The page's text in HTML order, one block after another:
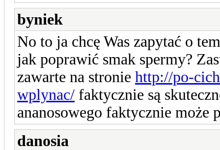
byniek
No to ja chcę Was zapytać o
jak poprawić smak spermy?
zawarte na stronie http://po-
wplynac/ faktycznie są
ananosowego faktycznie może
danosia